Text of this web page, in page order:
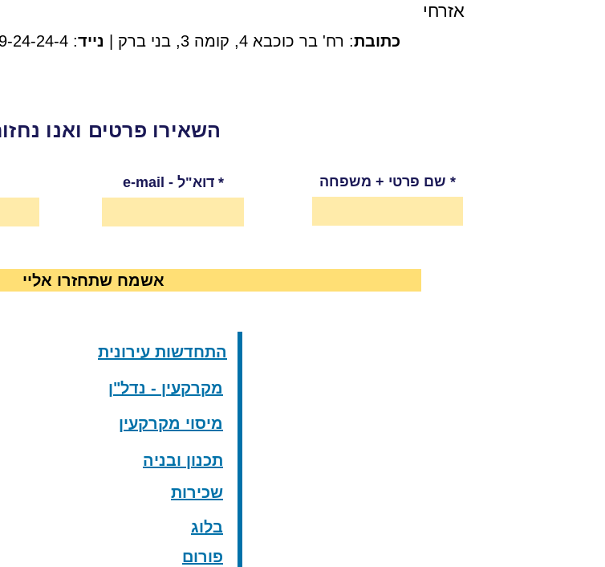
אזרחי
כתובת: רח' בר כוכבא 4, קומה 3, בני ברק | נייד: 050-99-24-24-4 |
השאירו פרטים ואנו
e-mail - דוא"ל שם פרטי + משפחה
אשמח שתחזרו אליי
התחדשות עירונית
מקרקעין - נדל"ן
מיסוי מקרקעין
תכנון ובניה
שכירות
בלוג
פורום